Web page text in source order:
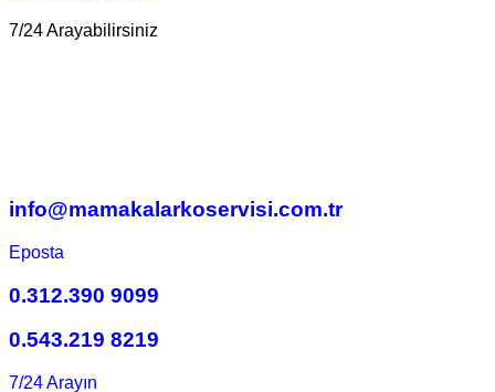
7/24 Arayabilirsiniz
info@mamakalarkoservisi.com.tr
Eposta
0.312.390 9099
0.543.219 8219
7/24 Arayın